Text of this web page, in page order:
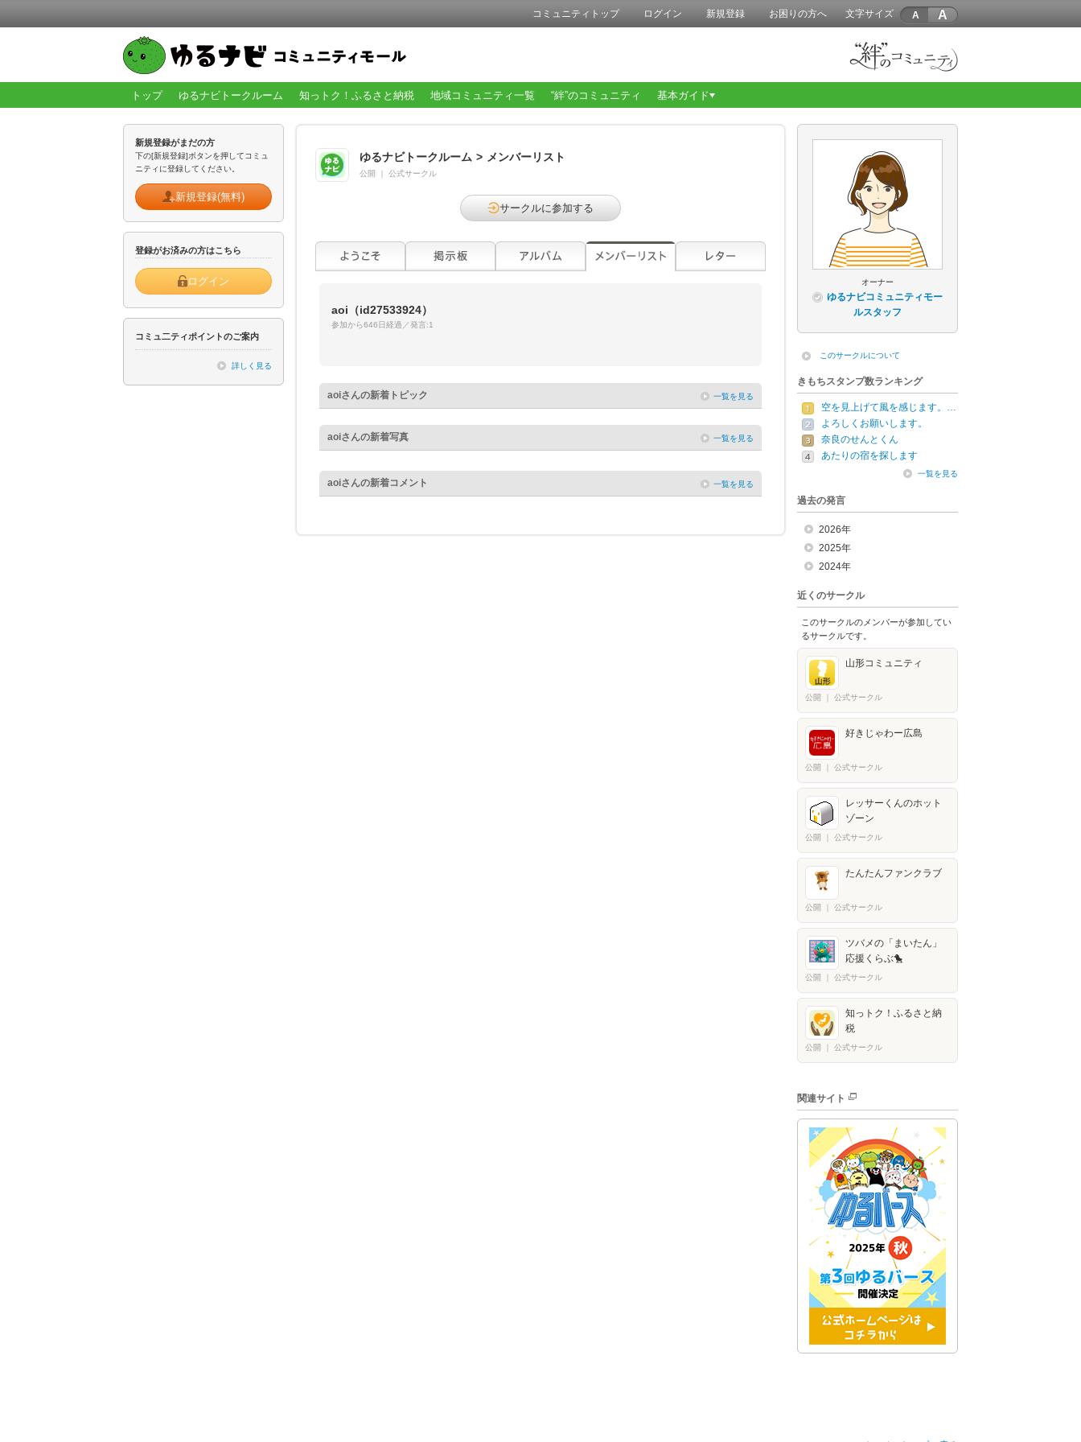
コミュニティトップ ログイン 新規登録 お困りの方へ 文字サイズ A
トップ ゆるナビトークルーム 知っトク！ふるさと納税 地域コミュニティ一覧 “絆”のコミュニティ 基本ガイド
新規登録がまだの方
下の[新規登録]ボタンを押してコミュ
ニティに登録してください。
新規登録(無料)
登録がお済みの方はこちら
ログイン
コミュ二ティポイントのご案内
詳しく見る
ゆるナビトークルーム > メンバーリスト
公開 公式サークル
サークルに参加する
aoi （id27533924）
参加から646日経過／発言:1
aoiさんの新着トピック 一覧を見る
aoiさんの新着写真 一覧を見る
aoiさんの新着コメント 一覧を見る
オーナー
ゆるナビコミュニティモー
ルスタッフ
このサークルについて
きもちスタンプ数ランキング
空を見上げて風を感じます。…
よろしくお願いします。
奈良のせんとくん
あたりの宿を探します
一覧を見る
過去の発言
2026年
2025年
2024年
近くのサークル
このサークルのメンバーが参加してい
るサークルです。
山形コミュニティ
公開 公式サークル
好きじゃわー広島
公開 公式サークル
レッサーくんのホット
ゾーン
公開 公式サークル
たんたんファンクラブ
公開 公式サークル
ツバメの「まいたん」
応援くらぶ🐤
公開 公式サークル
知っトク！ふるさと納
税
公開 公式サークル
関連サイト